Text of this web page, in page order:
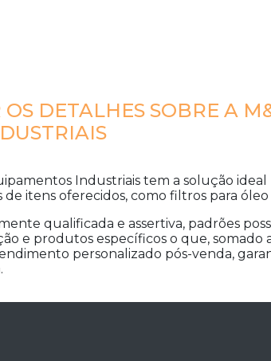
DETALHES SOBRE A
Industriais tem a solução ideal
de itens oferecidos, como filtros para
qualificada e assertiva, padrões
e produtos específicos o que, somado
personalizado pós-venda,